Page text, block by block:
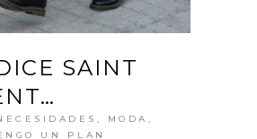
SAINT
, MODA ,
UN PLAN